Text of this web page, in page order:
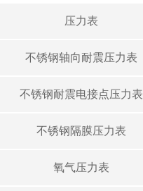
压力表
不锈钢轴向耐震压力表
不锈钢耐震电接点压力表
不锈钢隔膜压力表
氧气压力表